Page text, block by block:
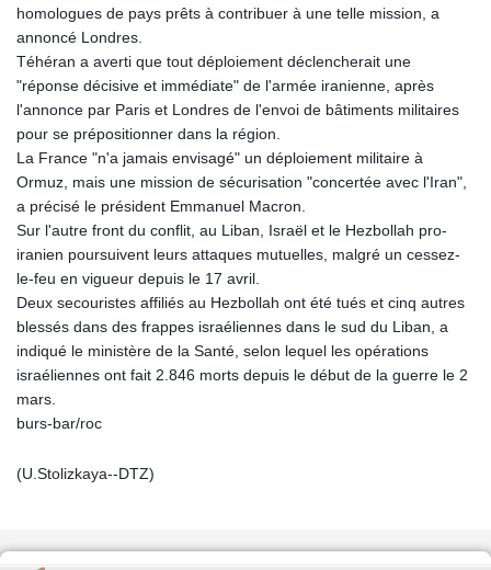
homologues de pays prêts à contribuer à une telle mission, a
annoncé Londres.
Téhéran a averti que tout déploiement déclencherait une
"réponse décisive et immédiate" de l'armée iranienne, après
l'annonce par Paris et Londres de l'envoi de bâtiments militaires
pour se prépositionner dans la région.
La France "n'a jamais envisagé" un déploiement militaire à
Ormuz, mais une mission de sécurisation "concertée avec l'Iran",
a précisé le président Emmanuel Macron.
Sur l'autre front du conflit, au Liban, Israël et le Hezbollah pro-
iranien poursuivent leurs attaques mutuelles, malgré un cessez-
le-feu en vigueur depuis le 17 avril.
Deux secouristes affiliés au Hezbollah ont été tués et cinq autres
blessés dans des frappes israéliennes dans le sud du Liban, a
indiqué le ministère de la Santé, selon lequel les opérations
israéliennes ont fait 2.846 morts depuis le début de la guerre le 2
mars.
burs-bar/roc
(U.Stolizkaya--DTZ)